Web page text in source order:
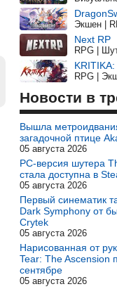
Экшен |
Next RP
RPG |
RPG |
Новости в
Вышла
загадочной птице
05 августа 2026
PC-версия шутера
стала доступна в
05 августа 2026
Первый синематик
Dark Symphony от
Crytek
05 августа 2026
Нарисованная от
Tear: The Ascension
сентябре
05 августа 2026